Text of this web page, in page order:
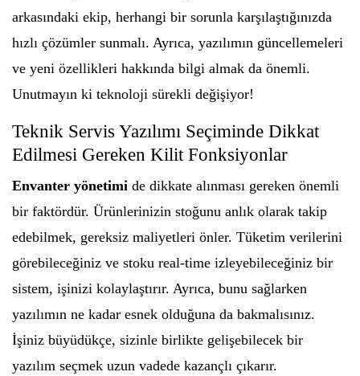
arkasındaki ekip, herhangi bir sorunla karşılaştığınızda
hızlı çözümler sunmalı. Ayrıca, yazılımın güncellemeleri
ve yeni özellikleri hakkında bilgi almak da önemli.
Unutmayın ki teknoloji sürekli değişiyor!
Teknik Servis Yazılımı Seçiminde Dikkat
Edilmesi Gereken Kilit Fonksiyonlar
Envanter yönetimi de dikkate alınması gereken önemli
bir faktördür. Ürünlerinizin stoğunu anlık olarak takip
edebilmek, gereksiz maliyetleri önler. Tüketim verilerini
görebileceğiniz ve stoku real-time izleyebileceğiniz bir
sistem, işinizi kolaylaştırır. Ayrıca, bunu sağlarken
yazılımın ne kadar esnek olduğuna da bakmalısınız.
İşiniz büyüdükçe, sizinle birlikte gelişebilecek bir
yazılım seçmek uzun vadede kazançlı çıkarır.